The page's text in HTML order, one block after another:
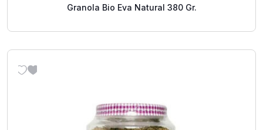
Granola Bio Eva Natural 380 Gr.